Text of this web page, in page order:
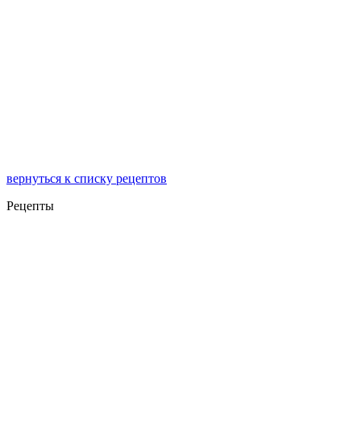
вернуться к списку рецептов
Рецепты